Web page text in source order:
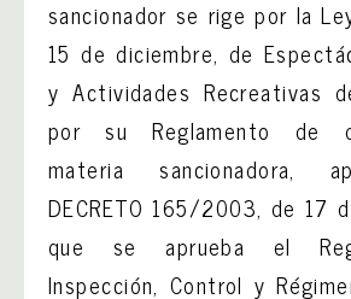
sancionador se rige por la
15 de diciembre, de
y Actividades Recreativas
por su Reglamento de
materia sancionadora,
DECRETO 165/2003, de 17
que se aprueba el
Inspección, Control y